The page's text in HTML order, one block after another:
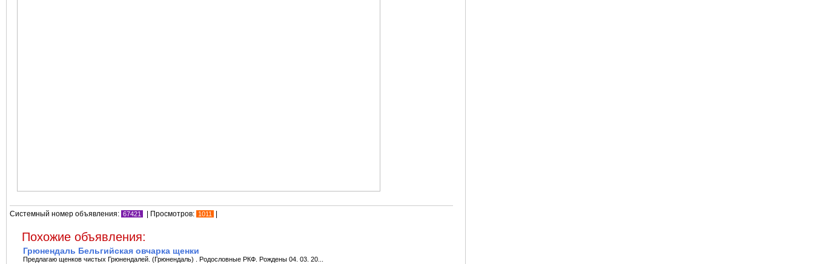
Системный номер объявления: 67421 | Просмотров: 1011
Похожие объявления:
Грюнендаль Бельгийская овчарка щенки
Предлагаю щенков чистых Грюнендалей. (Грюнендаль) . Родословные РКФ. Рождены 04. 03. 20...